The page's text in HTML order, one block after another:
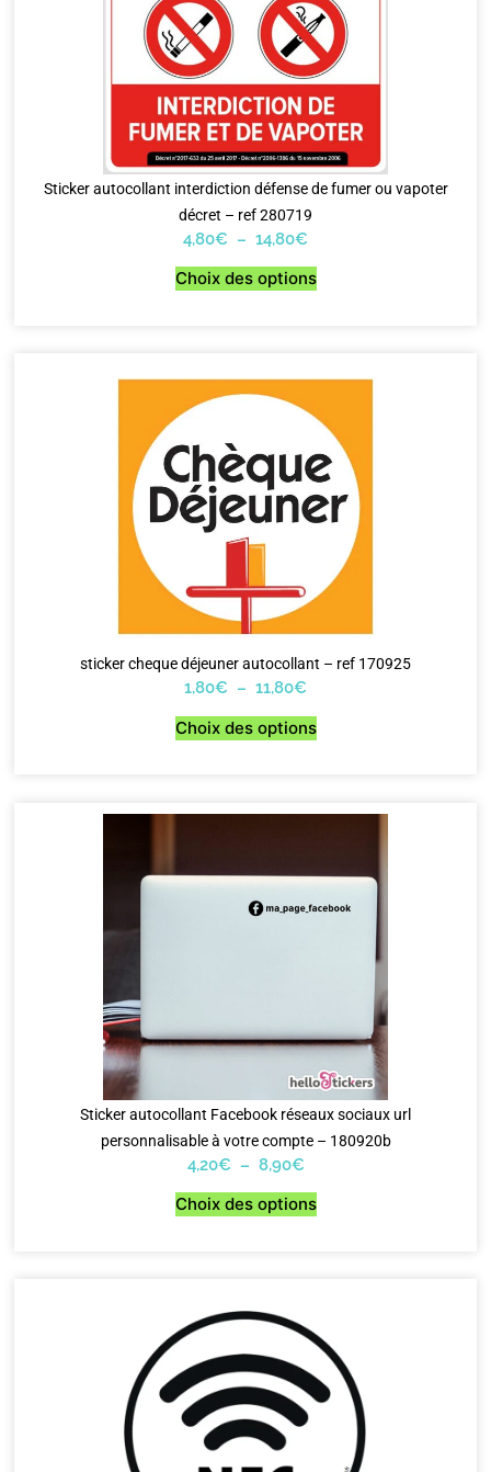
Sticker autocollant interdiction défense de fumer ou vapoter
décret – ref 280719
4,80€ – 14,80€
Choix des options
sticker cheque déjeuner autocollant – ref 170925
1,80€ – 11,80€
Choix des options
Sticker autocollant Facebook réseaux sociaux url
personnalisable à votre compte – 180920b
4,20€ – 8,90€
Choix des options